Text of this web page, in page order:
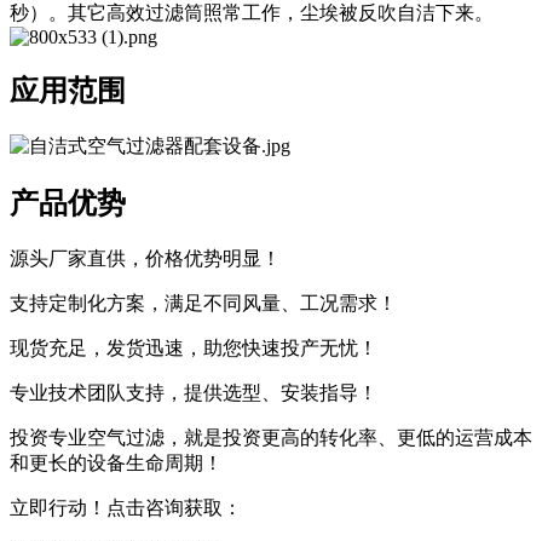
秒）。其它高效过滤筒照常工作，尘埃被反吹自洁下来。
应用范围
产品优势
源头厂家直供，价格优势明显！
支持定制化方案，满足不同风量、工况需求！
现货充足，发货迅速，助您快速投产无忧！
专业技术团队支持，提供选型、安装指导！
投资专业空气过滤，就是投资更高的转化率、更低的运营成本
和更长的设备生命周期！
立即行动！点击咨询获取：